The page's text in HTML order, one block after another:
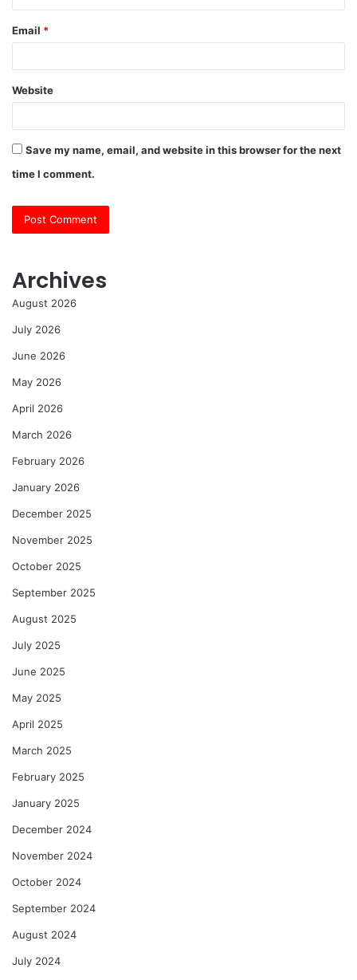
Email *
Website
Save my name, email, and website in this browser for the next
time I comment.
Archives
August 2026
July 2026
June 2026
May 2026
April 2026
March 2026
February 2026
January 2026
December 2025
November 2025
October 2025
September 2025
August 2025
July 2025
June 2025
May 2025
April 2025
March 2025
February 2025
January 2025
December 2024
November 2024
October 2024
September 2024
August 2024
July 2024